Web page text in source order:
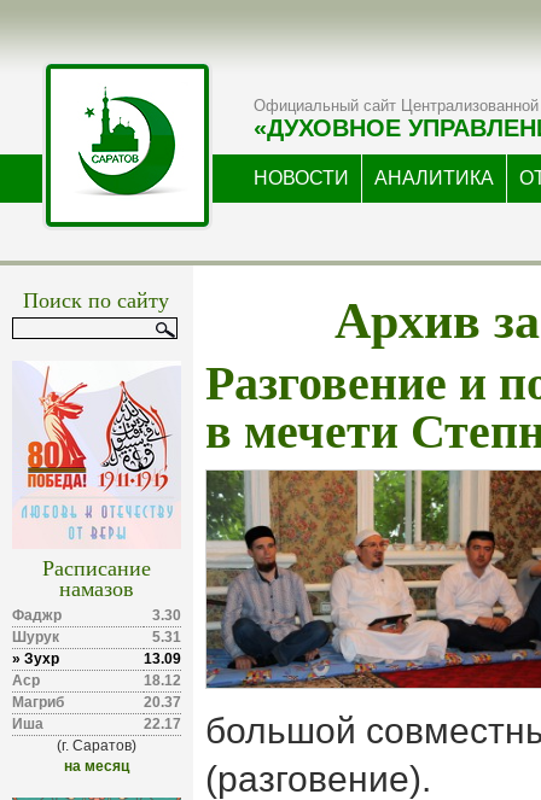
Официальный сайт Централизованной
«ДУХОВНОЕ
НОВОСТИ АНАЛИТИКА
Поиск по сайту
Расписание
намазов
Фаджр
3.30
Шурук
5.31
» Зухр
13.09
Аср
18.12
Магриб
20.37
Иша
22.17
(г. Саратов)
на месяц
Архив
Разговение и
в мечети
большой
(разговение).